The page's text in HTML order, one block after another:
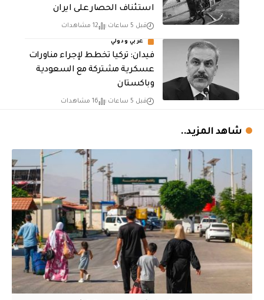
استئناف الحصار على ايران
قبل 5 ساعات 12 مشاهدات
عربي ودولي
فيدان: تركيا تخطط لإجراء مناورات
عسكرية مشتركة مع السعودية
وباكستان
قبل 5 ساعات 16 مشاهدات
شاهد المزيد..